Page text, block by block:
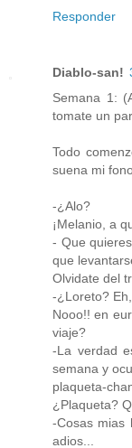
Responder
Diablo-san!
Semana 1:
tomate un
Todo
suena mi
-¿Alo?
¡Melanio, a
- Que
que
Olvidate del
-¿Loreto?
Nooo!! en
viaje?
-La verdad
semana y
plaqueta-
¿Plaqueta?
-Cosas mias
adios...